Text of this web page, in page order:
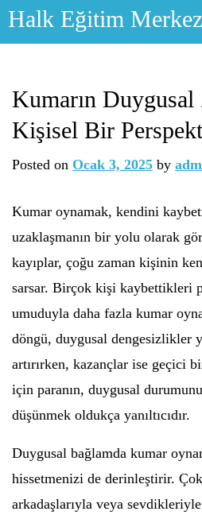
Skip
Halk Eğitim
Kumarın Duygusal
Kişisel Bir
Posted on Ocak 3, 2025 by
Kumar oynamak, kendini
uzaklaşmanın bir yolu olarak
kayıplar, çoğu zaman kişinin
sarsar. Birçok kişi kaybettikleri
umuduyla daha fazla kumar
döngü, duygusal dengesizlikler
artırırken, kazançlar ise geçici
için paranın, duygusal
düşünmek oldukça yanıltıcıdır.
Duygusal bağlamda kumar
hissetmenizi de derinleştirir.
arkadaşlarıyla veya